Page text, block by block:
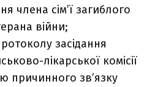
члена сім’ї загиблого
війни;
засідання
лікарської комісії
причинного зв’язку